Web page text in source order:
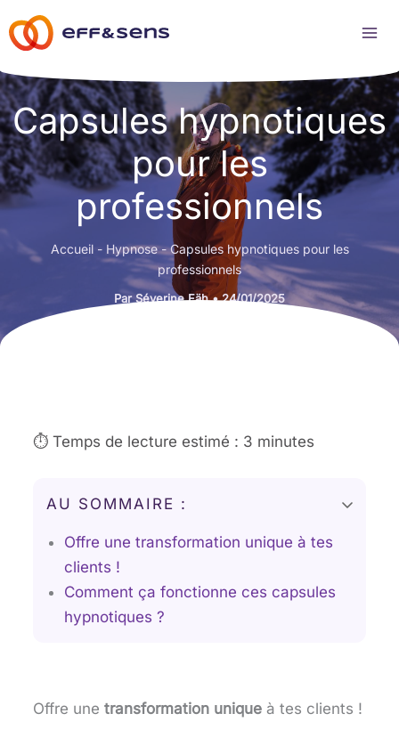
au
Capsules hypnotiques
pour les
professionnels
Accueil- Hypnose-Capsules hypnotiques pour les
professionnels
ParSéverine Fäh•24/01/2025
⏱️ Temps de lecture estimé : 3 minutes
AU SOMMAIRE :
Offre une transformation unique à tes
clients !
Comment ça fonctionne ces capsules
hypnotiques ?
Offre une transformation unique à tes clients !